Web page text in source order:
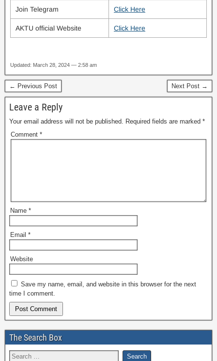
Join Telegram Click Here
AKTU official Website Click Here
Updated: March 28, 2024 — 2:58 am
← Previous Post Next Post →
Leave a Reply
Your email address will not be published. Required fields are marked *
Comment *
Name *
Email *
Website
Save my name, email, and website in this browser for the next
time I comment.
The Search Box